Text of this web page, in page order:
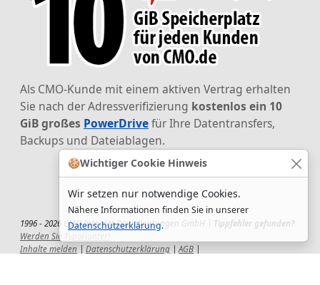
🍪Wichtiger Cookie Hinweis
Wir setzen nur notwendige Cookies.
Nähere Informationen finden Sie in unserer
Datenschutzerklärung.
Als CMO-Kunde mit einem aktiven Vertrag erhalten
Sie nach der Adressverifizierung kostenlos ein 10
GiB großes PowerDrivefür Ihre Datentransfers,
Backups und Dateiablagen.
1996 - 2026 CMO Internet Dienstleistungen GmbH | Tippfehler gefunden?
Werden Sie TypoHunter!
Inhalte melden
Datenschutzerklärung AGB